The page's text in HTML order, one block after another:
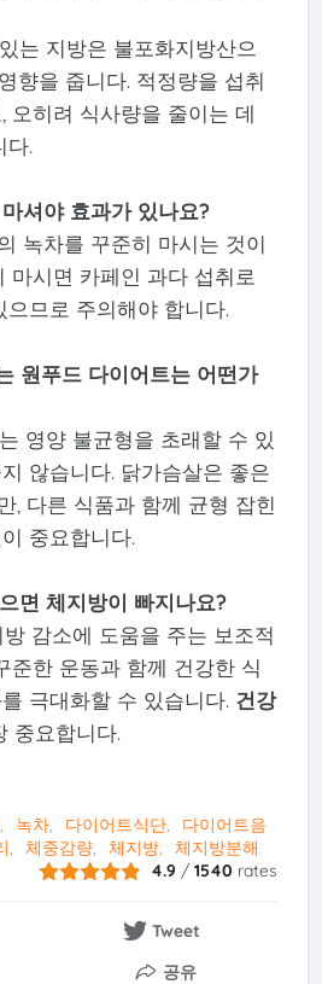
는 지방은 불포화지방산으
향을 줍니다. 적정량을 섭취
오히려 식사량을 줄이는 데
다.
셔야 효과가 있나요?
녹차를 꾸준히 마시는 것이
마시면 카페인 과다 섭취로
므로 주의해야 합니다.
원푸드 다이어트는 어떤가
영양 불균형을 초래할 수 있
않습니다. 닭가슴살은 좋은
, 다른 식품과 함께 균형 잡힌
중요합니다.
면 체지방이 빠지나요?
감소에 도움을 주는 보조적
준한 운동과 함께 건강한 식
극대화할 수 있습니다. 건강
중요합니다.
녹차 다이어트식단
다이어트음
체중감량 체지방
체지방분해
4.9 /1540 rates
Tweet
공유